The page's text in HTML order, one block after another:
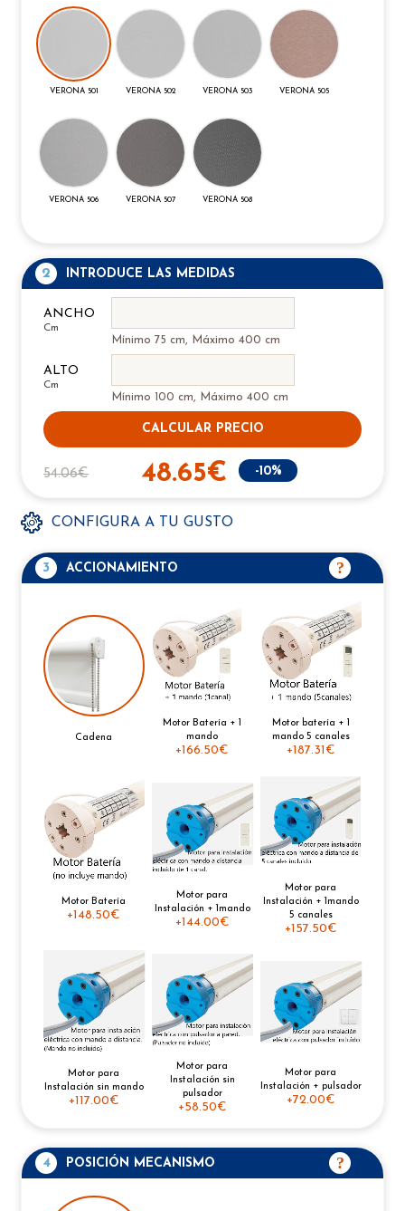
VERONA 501 VERONA 502 VERONA 503 VERONA 505
VERONA 506 VERONA 507 VERONA 508
2 INTRODUCE LAS MEDIDAS
ANCHO
Cm
Mínimo 75 cm, Máximo 400 cm
ALTO
Cm
Mínimo 100 cm, Máximo 400 cm
CALCULAR PRECIO
54.06€ 48.65€ -10%
CONFIGURA A TU GUSTO
3 ACCIONAMIENTO
Cadena
Motor Batería + 1
mando
+166.50€
Motor batería + 1
mando 5 canales
+187.31€
Motor Batería
+148.50€
Motor para
Instalación + 1mando
+144.00€
Motor para
Instalación + 1mando
5 canales
+157.50€
Motor para
Instalación sin mando
+117.00€
Motor para
Instalación sin
pulsador
+58.50€
Motor para
Instalación + pulsador
+72.00€
4 POSICIÓN MECANISMO